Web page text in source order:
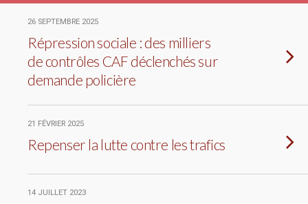
26 SEPTEMBRE 2025
Répression sociale : des milliers
de contrôles CAF déclenchés sur
demande policière
21 FÉVRIER 2025
Repenser la lutte contre les trafics
14 JUILLET 2023